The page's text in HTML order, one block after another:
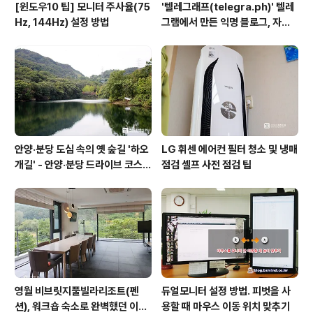
[윈도우10 팁] 모니터 주사율(75
Hz, 144Hz) 설정 방법
'텔레그래프(telegra.ph)' 텔레
그램에서 만든 익명 블로그, 자유
안양·분당 도심 속의 옛 숲길 '하오
개길' - 안양·분당 드라이브 코스
LG 휘센 에어컨 필터 청소 및 냉매
점검 셀프 사전 점검 팁
영월 비브릿지풀빌라리조트(펜
션), 워크숍 숙소로 완벽했던 이유
듀얼모니터 설정 방법. 피벗을 사
용할 때 마우스 이동 위치 맞추기